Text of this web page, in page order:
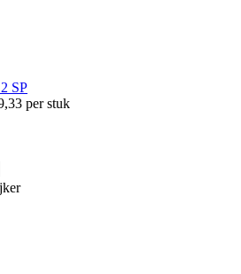
SP
per stuk